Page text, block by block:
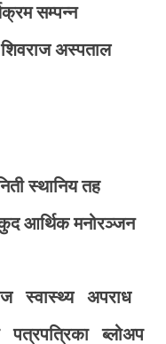
सम्पन्न
अस्पताल
स्थानिय तह
आर्थिक मनोरञ्जन
स्वास्थ्य
अपराध
पत्रपत्रिका
ब्लोअप